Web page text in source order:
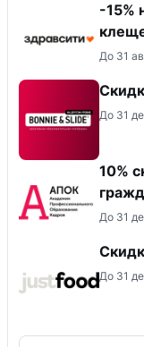
-15%
До 31
До 31
10%
До 31
До 31